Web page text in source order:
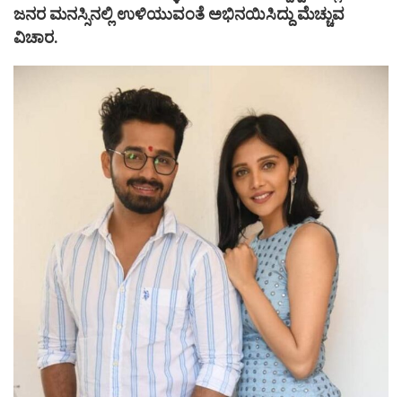
ಜನರ ಮನಸ್ಸಿನಲ್ಲಿ ಉಳಿಯುವಂತೆ ಅಭಿನಯಿಸಿದ್ದು ಮೆಚ್ಚುವ
ವಿಚಾರ.